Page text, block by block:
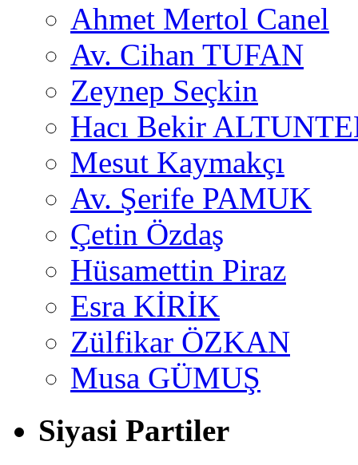
Ahmet Mertol Canel
Av. Cihan TUFAN
Zeynep Seçkin
Hacı Bekir
Mesut Kaymakçı
Av. Şerife PAMUK
Çetin Özdaş
Hüsamettin Piraz
Esra KİRİK
Zülfikar ÖZKAN
Musa GÜMUŞ
Siyasi Partiler